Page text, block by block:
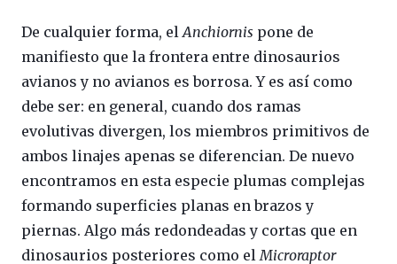
De cualquier forma, el Anchiornis pone de
manifiesto que la frontera entre dinosaurios
avianos y no avianos es borrosa. Y es así como
debe ser: en general, cuando dos ramas
evolutivas divergen, los miembros primitivos de
ambos linajes apenas se diferencian. De nuevo
encontramos en esta especie plumas complejas
formando superficies planas en brazos y
piernas. Algo más redondeadas y cortas que en
dinosaurios posteriores como el Microraptor